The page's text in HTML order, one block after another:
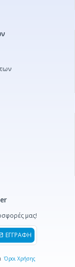
μας!
ΕΓΓΡΑΦΗ
Όροι Χρήσης